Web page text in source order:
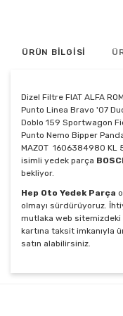
ÜRÜN BİLGİSİ
Dizel Filtre FIAT ALFA
Punto Linea Bravo '07
Doblo 159 Sportwagon
Punto Nemo Bipper
MAZOT 1606384980 KL
isimli yedek parça
bekliyor.
Hep Oto Yedek Parça
olmayı sürdürüyoruz.
mutlaka web
kartına taksit imkanıyla
satın alabilirsiniz.